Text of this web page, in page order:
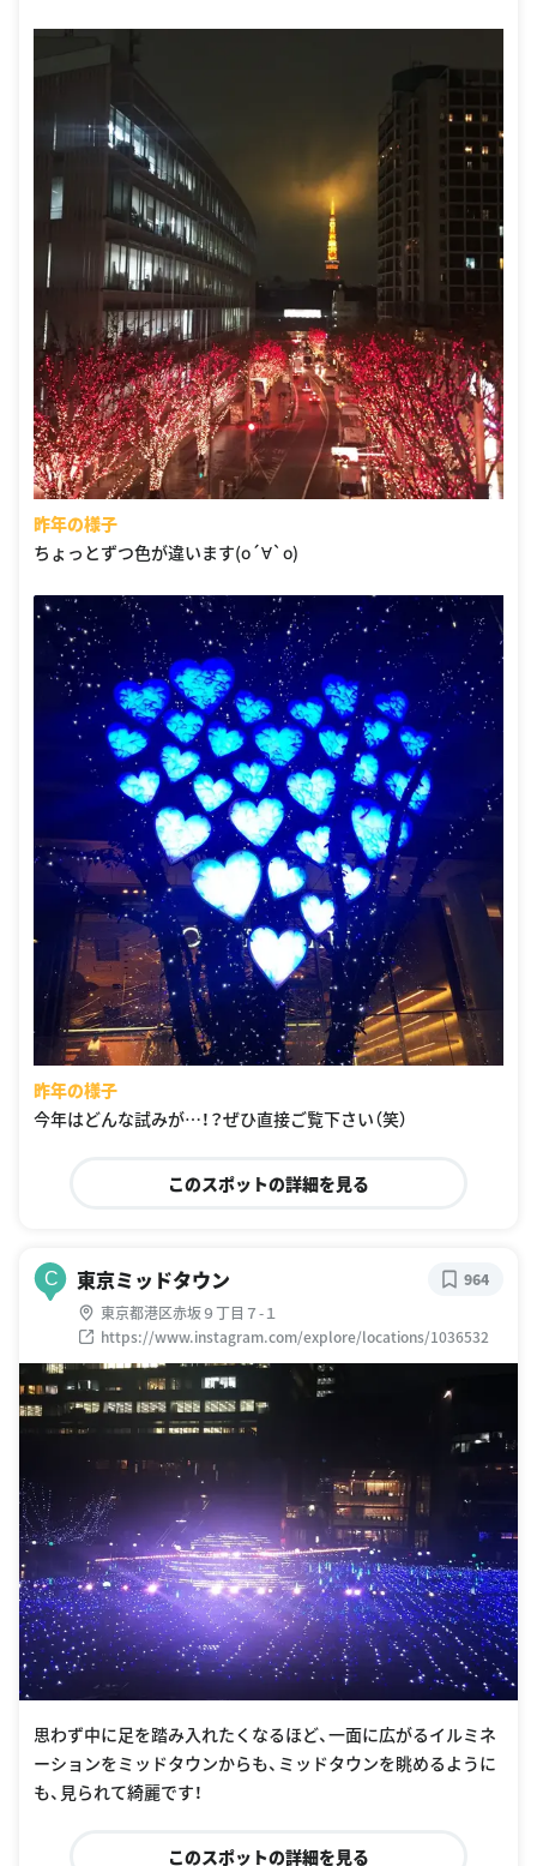
昨年の様子
ちょっとずつ色が違います(о´∀`о)
昨年の様子
今年はどんな試みが…！？ぜひ直接ご覧下さい（笑）
このスポットの詳細を見る
C 東京ミッドタウン
東京都港区赤坂９丁目７-１
https://www.instagram.com/explore/locations/1036532
964
思わず中に足を踏み入れたくなるほど、一面に広がるイルミネ
ーションをミッドタウンからも、ミッドタウンを眺めるように
も、見られて綺麗です！
このスポットの詳細を見る